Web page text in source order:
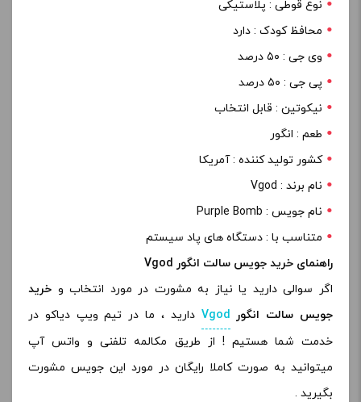
نوع قوطی : پلاستیکی
محافظ کودک : دارد
وی جی : ۵۰ درصد
پی جی : ۵۰ درصد
نیکوتین : قابل انتخاب
طعم : انگور
کشور تولید کننده : آمریکا
نام برند : Vgod
نام جویس : Purple Bomb
متناسب با : دستگاه های پاد سیستم
راهنمای خرید جویس سالت انگور Vgod
اگر سوالی دارید یا نیاز به مشورت در مورد انتخاب و خرید
جویس سالت انگور Vgod دارید ، ما در تیم ویپ دیاکو در
خدمت شما هستیم ! از طریق مکالمه تلفنی و واتس آپ
میتوانید به صورت کاملا رایگان در مورد این جویس مشورت
بگیرید .